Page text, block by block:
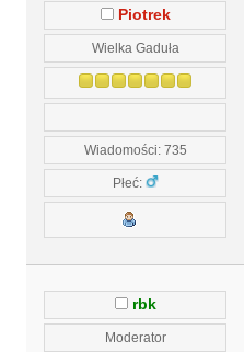
Piotrek
Wielka Gaduła
Wiadomości: 735
Płeć:
rbk
Moderator